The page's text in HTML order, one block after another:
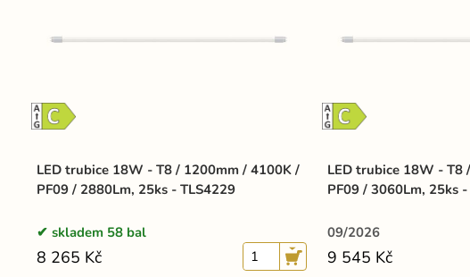
LED trubice 18W - T8 / 1200mm / 4100K /
PF09 / 2880Lm, 25ks - TLS4229
skladem 58 bal
8 265 Kč
LED trubice 18W - T8
PF09 / 3060Lm, 25ks
09/2026
9 545 Kč